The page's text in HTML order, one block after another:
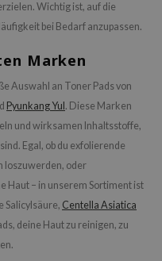
Wichtig ist, auf die
bei Bedarf anzupassen.
Marken
Auswahl an Toner Pads von
Pyunkang Yul . Diese Marken
und wirksamen Inhaltsstoffe,
Egal, ob du exfolierende
loszuwerden, oder
Haut – in unserem Sortiment ist
Salicylsäure, Centella Asiatica
deine Haut zu reinigen, zu